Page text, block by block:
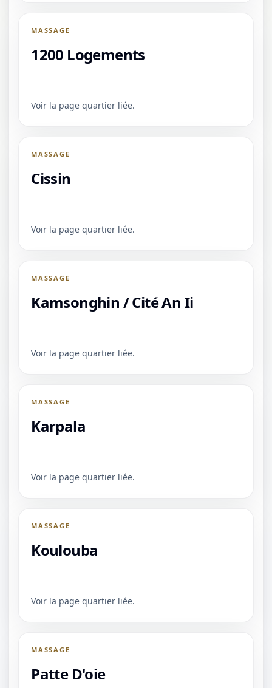
MASSAGE
1200 Logements
Voir la page quartier liée.
MASSAGE
Cissin
Voir la page quartier liée.
MASSAGE
Kamsonghin / Cité An Ii
Voir la page quartier liée.
MASSAGE
Karpala
Voir la page quartier liée.
MASSAGE
Koulouba
Voir la page quartier liée.
MASSAGE
Patte D'oie